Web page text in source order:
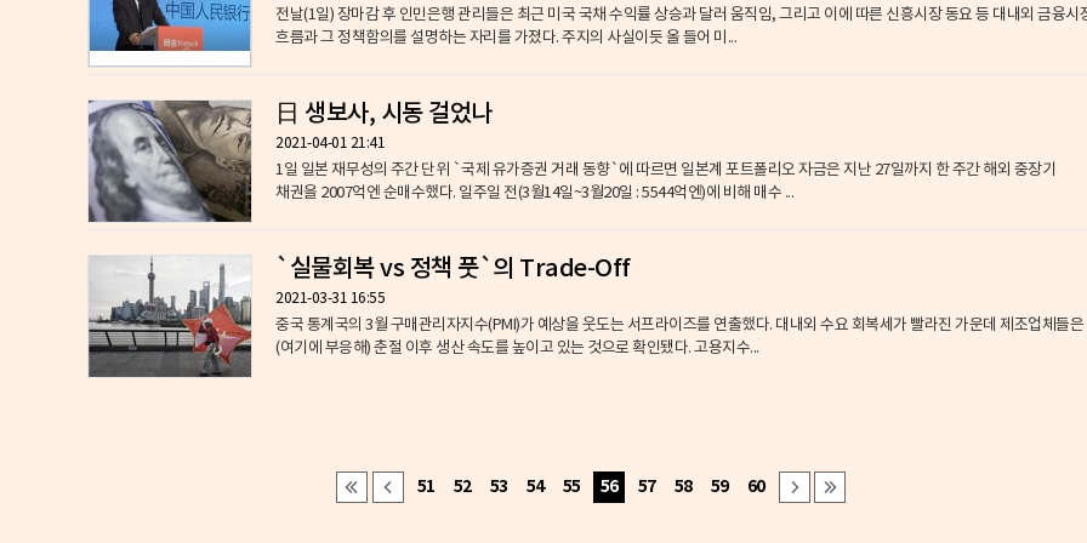
전날(1일) 장마감 후 인민은행 관리들은 최근 미국 국채 수익률 상승과 달러 움직임, 그리고 이에 따른 신흥시장 동요 등 대내외 금융시
흐름과 그 정책함의를 설명하는 자리를 가졌다. 주지의 사실이듯 올 들어 미...
日 생보사, 시동 걸었나
2021-04-01 21:41
1일 일본 재무성의 주간 단위 `국제 유가증권 거래 동향`에 따르면 일본계 포트폴리오 자금은 지난 27일까지 한 주간 해외 중장기
채권을 2007억엔 순매수했다. 일주일 전(3월14일~3월20일 : 5544억엔)에 비해 매수 ...
`실물회복 vs 정책 풋`의 Trade-Off
2021-03-31 16:55
중국 통계국의 3월 구매관리자지수(PMI)가 예상을 웃도는 서프라이즈를 연출했다. 대내외 수요 회복세가 빨라진 가운데 제조업체들은
(여기에 부응해) 춘절 이후 생산 속도를 높이고 있는 것으로 확인됐다. 고용지수...
51 52 53 54 55 56 57 58 59 60